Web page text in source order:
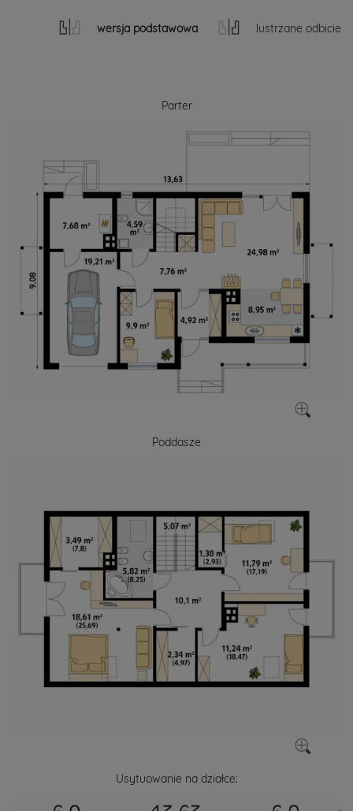
wersja podstawowa lustrzane odbicie
Parter
Poddasze
Usytuowanie na działce: